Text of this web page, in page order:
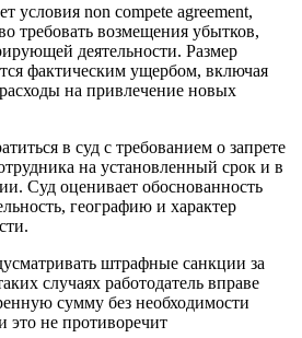
условия non compete agreement,
требовать возмещения убытков,
деятельности. Размер
фактическим ущербом, включая
на привлечение новых
в суд с требованием о запрете
на установленный срок и в
Суд оценивает обоснованность
географию и характер
штрафные санкции за
случаях работодатель вправе
сумму без необходимости
это не противоречит